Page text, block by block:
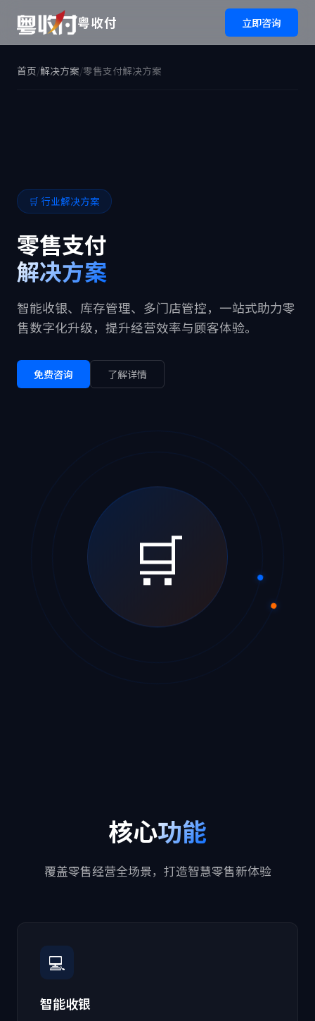
粤收付 立即咨询
首页/解决方案/零售支付解决方案
🛒 行业解决方案
零售支付
解决方案
智能收银、库存管理、多门店管控，一站式助力零
售数字化升级，提升经营效率与顾客体验。
免费咨询 了解详情
🛒
核心功能
覆盖零售经营全场景，打造智慧零售新体验
💻
智能收银